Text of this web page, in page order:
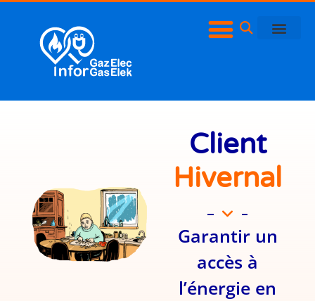
Client
Hivernal
Garantir un
accès à
l’énergie en